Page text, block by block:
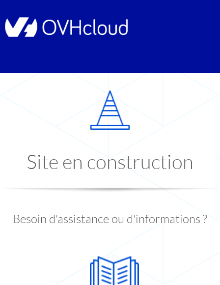
Site en construction
Besoin d'assistance ou d'informations ?